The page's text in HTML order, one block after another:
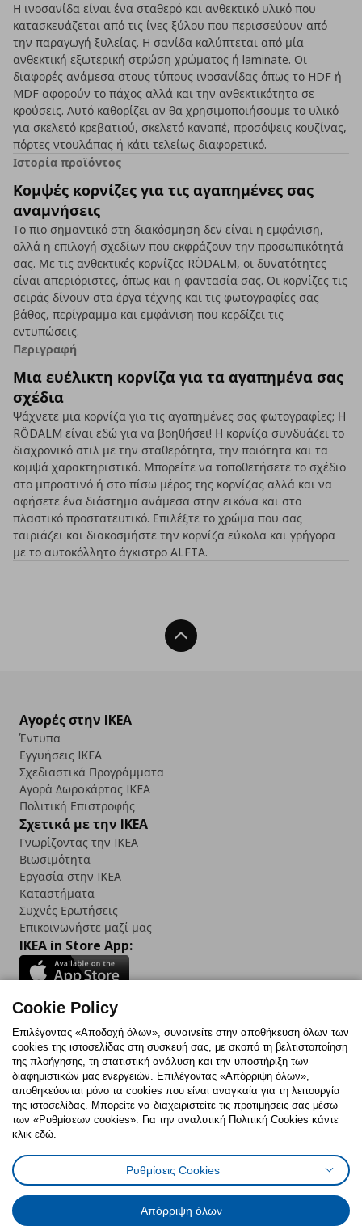
Η ινοσανίδα είναι ένα σταθερό και ανθεκτικό υλικό που
κατασκευάζεται από τις ίνες ξύλου που περισσεύουν από
την παραγωγή ξυλείας. Η σανίδα καλύπτεται από μία
ανθεκτική εξωτερική στρώση χρώματος ή laminate. Οι
διαφορές ανάμεσα στους τύπους ινοσανίδας όπως το HDF ή
MDF αφορούν το πάχος αλλά και την ανθεκτικότητα σε
κρούσεις. Αυτό καθορίζει αν θα χρησιμοποιήσουμε το υλικό
για σκελετό κρεβατιού, σκελετό καναπέ, προσόψεις κουζίνας,
πόρτες ντουλάπας ή κάτι τελείως διαφορετικό.
Ιστορία προϊόντος
Κομψές κορνίζες για τις αγαπημένες σας
αναμνήσεις
Το πιο σημαντικό στη διακόσμηση δεν είναι η εμφάνιση,
αλλά η επιλογή σχεδίων που εκφράζουν την προσωπικότητά
σας. Με τις ανθεκτικές κορνίζες RÖDALM, οι δυνατότητες
είναι απεριόριστες, όπως και η φαντασία σας. Οι κορνίζες τις
σειράς δίνουν στα έργα τέχνης και τις φωτογραφίες σας
βάθος, περίγραμμα και εμφάνιση που κερδίζει τις
εντυπώσεις.
Περιγραφή
Μια ευέλικτη κορνίζα για τα αγαπημένα σας
σχέδια
Ψάχνετε μια κορνίζα για τις αγαπημένες σας φωτογραφίες; Η
RÖDALM είναι εδώ για να βοηθήσει! Η κορνίζα συνδυάζει το
διαχρονικό στιλ με την σταθερότητα, την ποιότητα και τα
κομψά χαρακτηριστικά. Μπορείτε να τοποθετήσετε το σχέδιο
στο μπροστινό ή στο πίσω μέρος της κορνίζας αλλά και να
αφήσετε ένα διάστημα ανάμεσα στην εικόνα και στο
πλαστικό προστατευτικό. Επιλέξτε το χρώμα που σας
ταιριάζει και διακοσμήστε την κορνίζα εύκολα και γρήγορα
με το αυτοκόλλητο άγκιστρο ALFTΑ.
Back To Top
Αγορές στην IKEA
Έντυπα
Εγγυήσεις IKEA
Σχεδιαστικά Προγράμματα
Αγορά Δωρoκάρτας IKEA
Πολιτική Επιστροφής
Σχετικά με την IKEA
Γνωρίζοντας την IKEA
Βιωσιμότητα
Εργασία στην IKEA
Καταστήματα
Συχνές Ερωτήσεις
Επικοινωνήστε μαζί μας
IKEA in Store App:
Follow us:
FacebookInstagram
TikTokYoutubePinterestTwitter
Πολιτική CookiesΔήλωση ψηφιακής προσβασιμότητας
Ρυθμίσεις cookiesΌροι Χρήσης
Γενική Πολιτική Προσωπικών Δεδομένων
Πολιτική Προσωπικών Δεδομένων για ΙΚΕΑ.gr
Cookie Policy
Επιλέγοντας «Αποδοχή όλων», συναινείτε στην αποθήκευση όλων των
cookies της ιστοσελίδας στη συσκευή σας, με σκοπό τη βελτιστοποίηση
της πλοήγησης, τη στατιστική ανάλυση και την υποστήριξη των
διαφημιστικών μας ενεργειών. Επιλέγοντας «Απόρριψη όλων»,
αποθηκεύονται μόνο τα cookies που είναι αναγκαία για τη λειτουργία
της ιστοσελίδας. Μπορείτε να διαχειριστείτε τις προτιμήσεις σας μέσω
των «Ρυθμίσεων cookies». Για την αναλυτική Πολιτική Cookies κάντε
κλικ εδώ.
Ρυθμίσεις Cookies
Απόρριψη όλων